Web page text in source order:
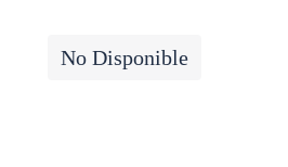
No Disponible